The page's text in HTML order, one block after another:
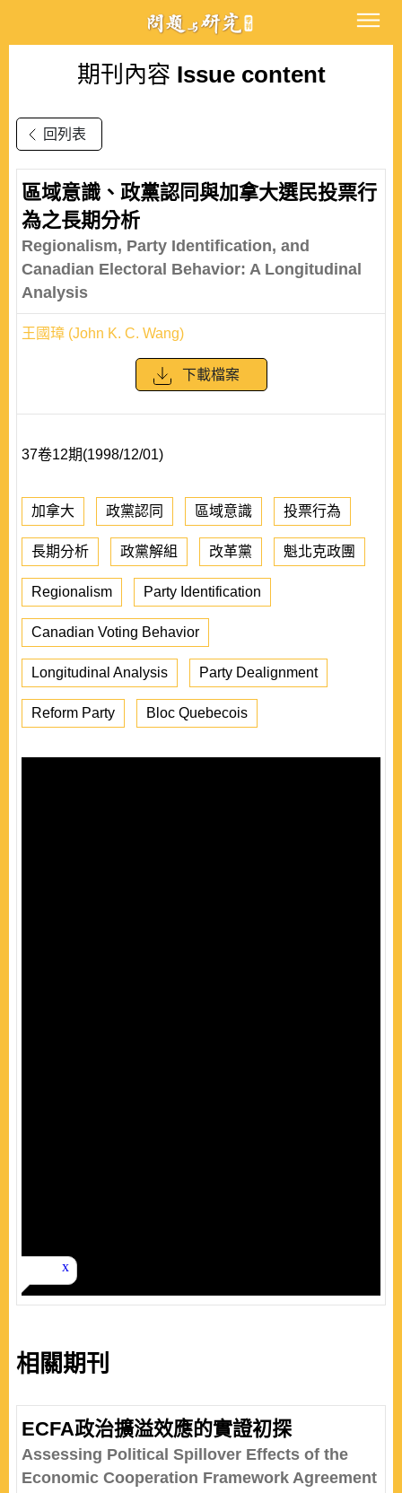
期刊內容 Issue content
回列表
區域意識、政黨認同與加拿大選民投票行
為之長期分析
Regionalism, Party Identification, and
Canadian Electoral Behavior: A Longitudinal
Analysis
王國璋 (John K. C. Wang)
下載檔案
37卷12期(1998/12/01)
加拿大 政黨認同 區域意識 投票行為
長期分析 政黨解組 改革黨 魁北克政團
Regionalism Party Identification
Canadian Voting Behavior
Longitudinal Analysis Party Dealignment
Reform Party Bloc Quebecois
相關期刊
ECFA政治擴溢效應的實證初探
Assessing Political Spillover Effects of the
Economic Cooperation Framework Agreement